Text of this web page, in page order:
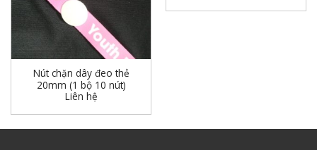
Nút chặn dây đeo thẻ
20mm (1 bộ 10 nút)
Liên hệ